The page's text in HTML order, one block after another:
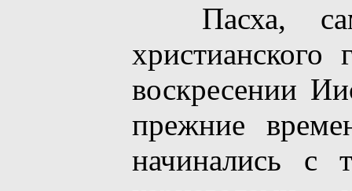
Пасха,
воскресении
прежние
начинались с